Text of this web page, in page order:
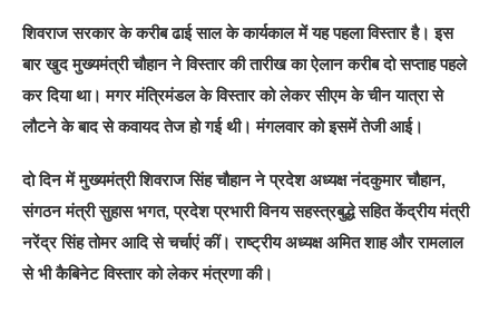
शिवराज सरकार के करीब ढाई साल के कार्यकाल में यह पहला विस्तार है। इस
बार खुद मुख्यमंत्री चौहान ने विस्तार की तारीख का ऐलान करीब दो सप्ताह पहले
कर दिया था। मगर मंत्रिमंडल के विस्तार को लेकर सीएम के चीन यात्रा से
लौटने के बाद से कवायद तेज हो गई थी। मंगलवार को इसमें तेजी आई।
दो दिन में मुख्यमंत्री शिवराज सिंह चौहान ने प्रदेश अध्यक्ष नंदकुमार चौहान,
संगठन मंत्री सुहास भगत, प्रदेश प्रभारी विनय सहस्त्रबुद्धे सहित केंद्रीय मंत्री
नरेंद्र सिंह तोमर आदि से चर्चाएं कीं। राष्ट्रीय अध्यक्ष अमित शाह और रामलाल
से भी कैबिनेट विस्तार को लेकर मंत्रणा की।